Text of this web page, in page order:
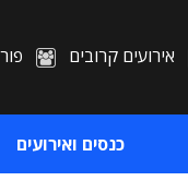
אירועים קרובים
כנסים ואירועים